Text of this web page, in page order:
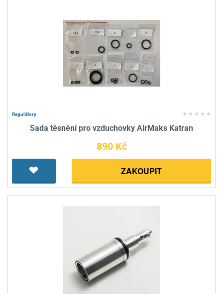
Regulátory
Sada těsnění pro vzduchovky AirMaks Katran
890 Kč
ZAKOUPIT